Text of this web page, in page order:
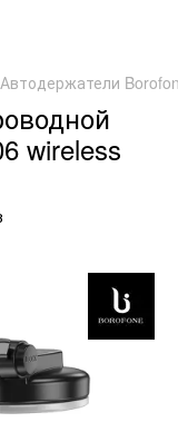
Автодержатели
wireless